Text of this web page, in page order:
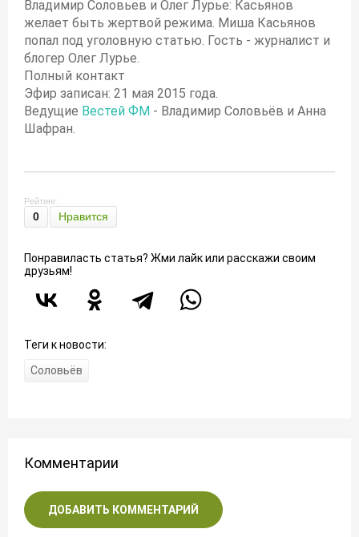
Владимир Соловьев и Олег Лурье: Касьянов
желает быть жертвой режима. Миша Касьянов
попал под уголовную статью. Гость - журналист и
блогер Олег Лурье.
Полный контакт
Эфир записан: 21 мая 2015 года.
Ведущие Вестей ФМ - Владимир Соловьёв и Анна
Шафран.
Рейтинг:
0 Нравится
Понравиласть статья? Жми лайк или расскажи своим
друзьям!
Теги к новости:
Соловьёв
Комментарии
ДОБАВИТЬ КОММЕНТАРИЙ